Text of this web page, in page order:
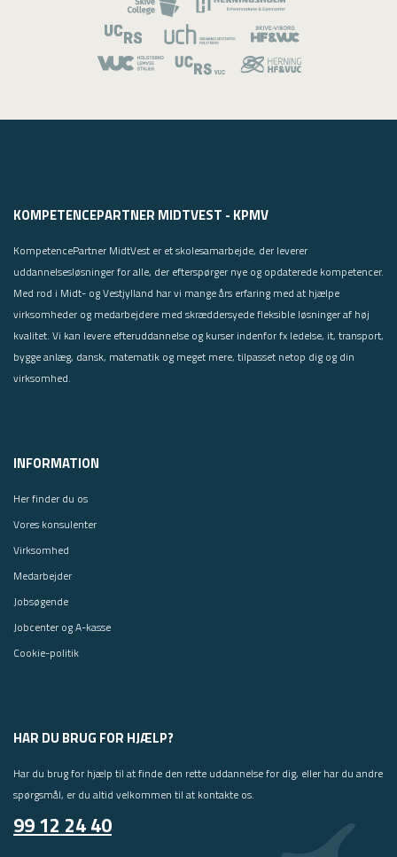
KOMPETENCEPARTNER MIDTVEST - KPMV
KompetencePartner MidtVest er et skolesamarbejde, der leverer
uddannelsesløsninger for alle, der efterspørger nye og opdaterede kompetencer.
Med rod i Midt- og Vestjylland har vi mange års erfaring med at hjælpe
virksomheder og medarbejdere med skræddersyede fleksible løsninger af høj
kvalitet. Vi kan levere efteruddannelse og kurser indenfor fx ledelse, it, transport,
bygge anlæg, dansk, matematik og meget mere, tilpasset netop dig og din
virksomhed.
INFORMATION
Her finder du os
Vores konsulenter
Virksomhed
Medarbejder
Jobsøgende
Jobcenter og A-kasse
Cookie-politik
HAR DU BRUG FOR HJÆLP?
Har du brug for hjælp til at finde den rette uddannelse for dig, eller har du andre
spørgsmål, er du altid velkommen til at kontakte os.
99 12 24 40